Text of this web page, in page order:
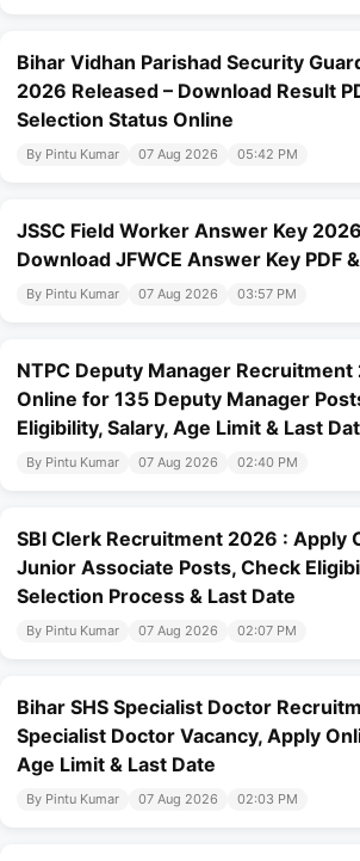
Bihar Vidhan Parishad Security
2026 Released – Download Result
Selection Status Online
By Pintu Kumar 07 Aug 2026 05:42 PM
JSSC Field Worker Answer Key
Download JFWCE Answer Key PDF
By Pintu Kumar 07 Aug 2026 03:57 PM
NTPC Deputy Manager
Online for 135 Deputy Manager
Eligibility, Salary, Age Limit & Last
By Pintu Kumar 07 Aug 2026 02:40 PM
SBI Clerk Recruitment 2026 : Apply
Junior Associate Posts, Check
Selection Process & Last Date
By Pintu Kumar 07 Aug 2026 02:07 PM
Bihar SHS Specialist Doctor
Specialist Doctor Vacancy, Apply
Age Limit & Last Date
By Pintu Kumar 07 Aug 2026 02:03 PM